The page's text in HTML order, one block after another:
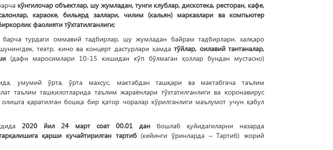
кўнгилочар объектлар, шу жумладан, тунги клублар, дискотека, ресторан, кафе,
караоке, бильярд заллари, чилим (кальян) марказлари ва компьютер
фаолияти тўхтатилганлиги;
барча турдаги оммавий тадбирлар, шу жумладан байрам тадбирлари, халқаро
театр, кино ва концерт дастурлари ҳамдатўйлар, оилавий тантаналар,
(дафн маросимлари 10-15 кишидан кўп бўлмаган ҳоллар бундан мустасно)
умумий ўрта, ўрта махсус, мактабдан ташқари ва мактабгача таълим
таълим ташкилотларида таълим жараёнлари тўхтатилганлиги ва коронавирус
қаратилган бошқа бир қатор чоралар кўрилганлиги маълумот учун қабул
2020 йил 24 март соат 00.01 данбошлаб қуйидагиларни назарда
қарши кучайтирилган тартиб (кейинги ўринларда – Тартиб) жорий